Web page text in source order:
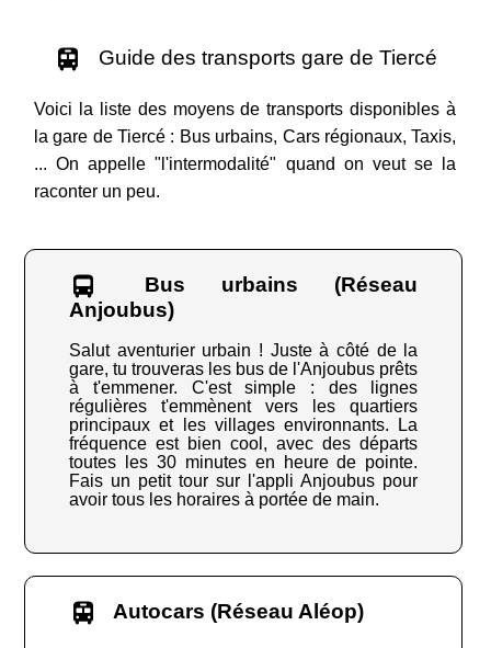
Guide des transports gare de Tiercé
Voici la liste des moyens de transports disponibles à
la gare de Tiercé : Bus urbains, Cars régionaux, Taxis,
... On appelle "l'intermodalité" quand on veut se la
raconter un peu.
Bus urbains (Réseau
Anjoubus)
Salut aventurier urbain ! Juste à côté de la
gare, tu trouveras les bus de l'Anjoubus prêts
à t'emmener. C'est simple : des lignes
régulières t'emmènent vers les quartiers
principaux et les villages environnants. La
fréquence est bien cool, avec des départs
toutes les 30 minutes en heure de pointe.
Fais un petit tour sur l'appli Anjoubus pour
avoir tous les horaires à portée de main.
Autocars (Réseau Aléop)